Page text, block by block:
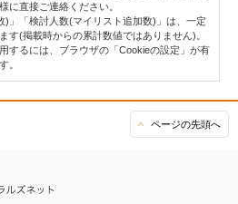
に直接ご連絡ください。
」「検討人数(マイリスト追加数)」は、一定
す(掲載時からの累計数値ではありません)。
するには、ブラウザの「Cookieの設定」が有
。
ページの先頭へ